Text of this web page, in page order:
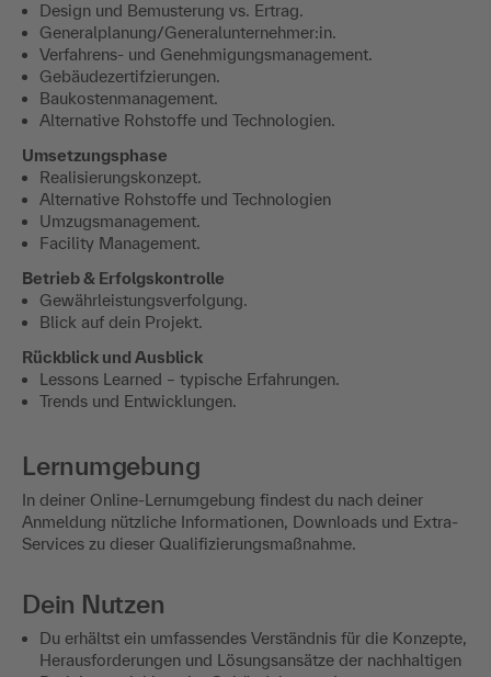
Design und Bemusterung vs. Ertrag.
Generalplanung/Generalunternehmer:in.
Verfahrens- und Genehmigungsmanagement.
Gebäudezertifzierungen.
Baukostenmanagement.
Alternative Rohstoffe und Technologien.
Umsetzungsphase
Realisierungskonzept.
Alternative Rohstoffe und Technologien
Umzugsmanagement.
Facility Management.
Betrieb & Erfolgskontrolle
Gewährleistungsverfolgung.
Blick auf dein Projekt.
Rückblick und Ausblick
Lessons Learned – typische Erfahrungen.
Trends und Entwicklungen.
Lernumgebung
In deiner Online-Lernumgebung findest du nach deiner
Anmeldung nützliche Informationen, Downloads und Extra-
Services zu dieser Qualifizierungsmaßnahme.
Dein Nutzen
Du erhältst ein umfassendes Verständnis für die Konzepte,
Herausforderungen und Lösungsansätze der nachhaltigen